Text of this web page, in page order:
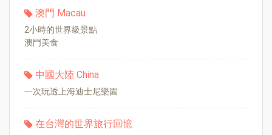
澳門 Macau
2小時的世界級景點
澳門美食
中國大陸 China
一次玩透上海迪士尼樂園
在台灣的世界旅行回憶